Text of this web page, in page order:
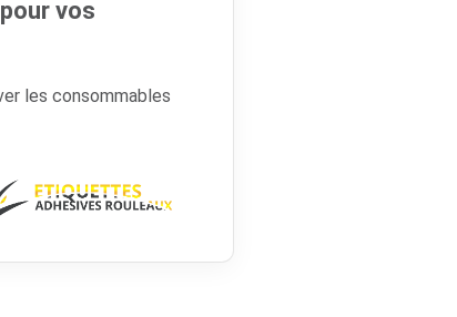
vos
les consommables